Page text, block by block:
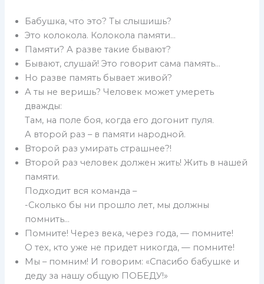
Бабушка, что это? Ты слышишь?
Это колокола. Колокола памяти…
Памяти? А разве такие бывают?
Бывают, слушай! Это говорит сама память…
Но разве память бывает живой?
А ты не веришь? Человек может умереть
дважды:
Там, на поле боя, когда его догонит пуля.
А второй раз – в памяти народной.
Второй раз умирать страшнее?!
Второй раз человек должен жить! Жить в нашей
памяти.
Подходит вся команда –
-Сколько бы ни прошло лет, мы должны
помнить…
Помните! Через века, через года, — помните!
О тех, кто уже не придет никогда, — помните!
Мы – помним! И говорим: «Спасибо бабушке и
деду за нашу общую ПОБЕДУ!»